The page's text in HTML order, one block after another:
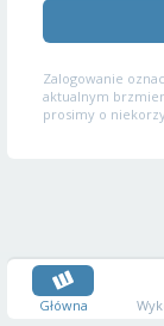
Zalogowanie
aktualnym
prosimy o
Główna